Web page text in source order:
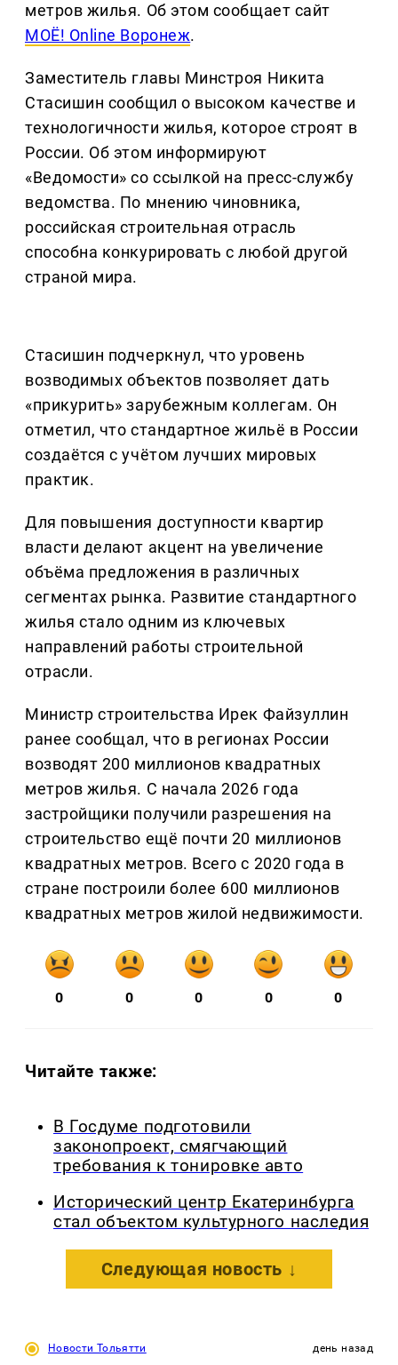
метров жилья. Об этом сообщает сайт
МОЁ! Оnline Воронеж.
Заместитель главы Минстроя Никита
Стасишин сообщил о высоком качестве и
технологичности жилья, которое строят в
России. Об этом информируют
«Ведомости» со ссылкой на пресс-службу
ведомства. По мнению чиновника,
российская строительная отрасль
способна конкурировать с любой другой
страной мира.
Стасишин подчеркнул, что уровень
возводимых объектов позволяет дать
«прикурить» зарубежным коллегам. Он
отметил, что стандартное жильё в России
создаётся с учётом лучших мировых
практик.
Для повышения доступности квартир
власти делают акцент на увеличение
объёма предложения в различных
сегментах рынка. Развитие стандартного
жилья стало одним из ключевых
направлений работы строительной
отрасли.
Министр строительства Ирек Файзуллин
ранее сообщал, что в регионах России
возводят 200 миллионов квадратных
метров жилья. С начала 2026 года
застройщики получили разрешения на
строительство ещё почти 20 миллионов
квадратных метров. Всего с 2020 года в
стране построили более 600 миллионов
квадратных метров жилой недвижимости.
0 0 0 0 0
Читайте также:
В Госдуме подготовили
законопроект, смягчающий
требования к тонировке авто
Исторический центр Екатеринбурга
стал объектом культурного наследия
Следующая новость ↓
Новости Тольятти день назад